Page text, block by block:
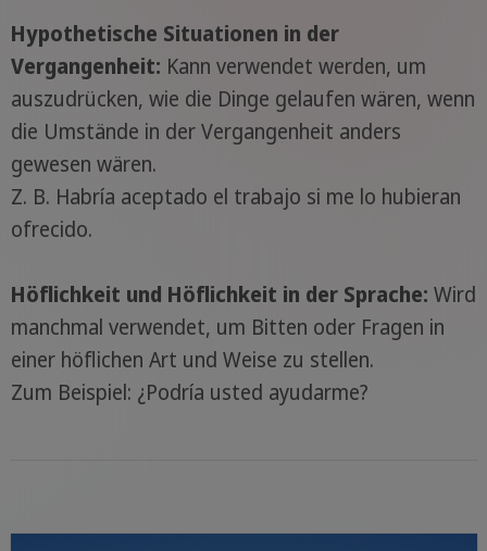
Hypothetische Situationen in der
Vergangenheit: Kann verwendet werden, um
auszudrücken, wie die Dinge gelaufen wären, wenn
die Umstände in der Vergangenheit anders
gewesen wären.
Z. B. Habría aceptado el trabajo si me lo hubieran
ofrecido.
Höflichkeit und Höflichkeit in der Sprache: Wird
manchmal verwendet, um Bitten oder Fragen in
einer höflichen Art und Weise zu stellen.
Zum Beispiel: ¿Podría usted ayudarme?